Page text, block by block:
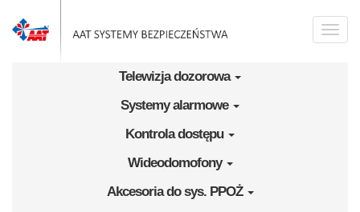
Toggle
Telewizja dozorowa
Systemy alarmowe
Kontrola dostępu
Wideodomofony
Akcesoria do sys. PPOŻ